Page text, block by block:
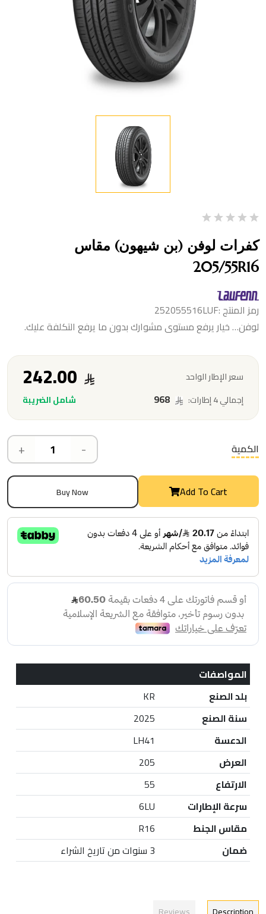
كفرات لوفن (بن شيهون) مقاس
205/55R16
رمز المنتج :252055516LUF
لوفن… خيار يرفع مستوى مشوارك بدون ما يرفع التكلفة عليك.
سعر الإطار الواحد
شامل الضريبة
إجمالي 4 إطارات:
-
+ الكمية
Add To Cart
Buy Now
المواصفات
بلد الصنع
KR
سنة الصنع
2025
الدعسة
LH41
العرض
205
الارتفاع
55
سرعة الإطارات
6LU
مقاس الجنط
R16
ضمان
3 سنوات من تاريخ الشراء